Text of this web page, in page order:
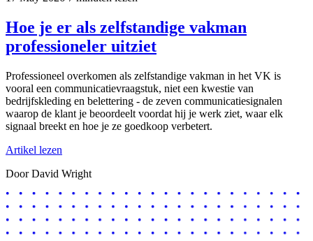
Hoe je er als zelfstandige vakman
professioneler uitziet
Professioneel overkomen als zelfstandige vakman in het VK is
vooral een communicatievraagstuk, niet een kwestie van
bedrijfskleding en belettering - de zeven communicatiesignalen
waarop de klant je beoordeelt voordat hij je werk ziet, waar elk
signaal breekt en hoe je ze goedkoop verbetert.
Artikel lezen
Door David Wright